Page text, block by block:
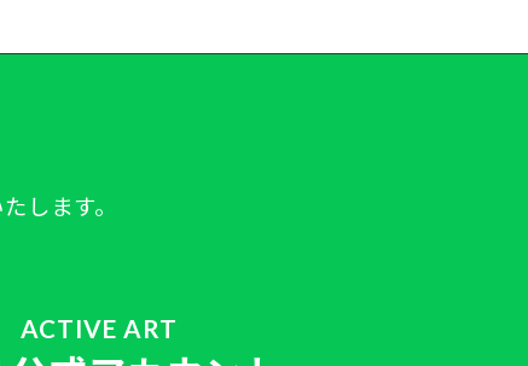
します。
ACTIVE ART